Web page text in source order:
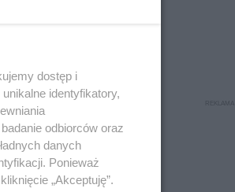
dostęp i
identyfikatory,
odbiorców oraz
danych
Ponieważ
„Akceptuję”.